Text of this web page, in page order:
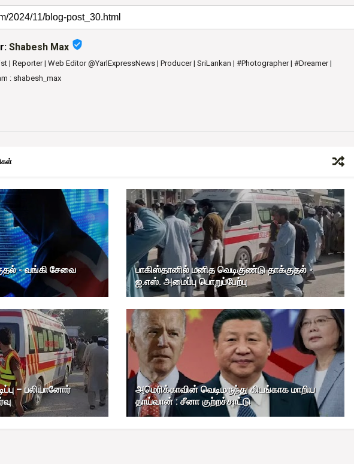
Shabesh Max verified_user
| Reporter | Web Editor @YarlExpressNews | Producer | SriLankan | #Photographer | #Dreamer |
: shabesh_max
- வங்கி சேவை
பாகிஸ்தானில் மனித வெடிகுண்டு தாக்குதல் -
ஐ.எஸ். அமைப்பு பொறுப்பேற்பு
– பலியானோர்
அமெரிக்காவின் வெடிமருந்து கிடங்காக மாறிய
தாய்வான் : சீனா குற்றச்சாட்டு